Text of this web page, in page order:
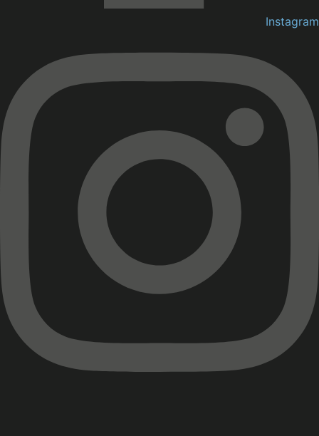
Instagram